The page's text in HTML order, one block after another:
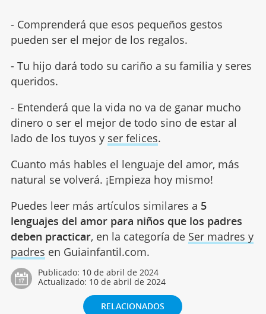
- Comprenderá que esos pequeños gestos
pueden ser el mejor de los regalos.
- Tu hijo dará todo su cariño a su familia y seres
queridos.
- Entenderá que la vida no va de ganar mucho
dinero o ser el mejor de todo sino de estar al
lado de los tuyos y ser felices.
Cuanto más hables el lenguaje del amor, más
natural se volverá. ¡Empieza hoy mismo!
Puedes leer más artículos similares a 5
lenguajes del amor para niños que los padres
deben practicar, en la categoría de Ser madres y
padres en Guiainfantil.com.
Publicado: 10 de abril de 2024
Actualizado: 10 de abril de 2024
RELACIONADOS